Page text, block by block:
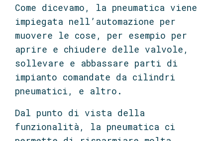
Come dicevamo, la pneumatica viene
impiegata nell’automazione per
muovere le cose, per esempio per
aprire e chiudere delle valvole,
sollevare e abbassare parti di
impianto comandate da cilindri
pneumatici, e altro.
Dal punto di vista della
funzionalità, la pneumatica ci